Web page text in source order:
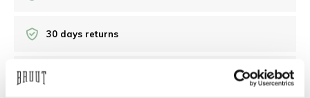
30 days returns